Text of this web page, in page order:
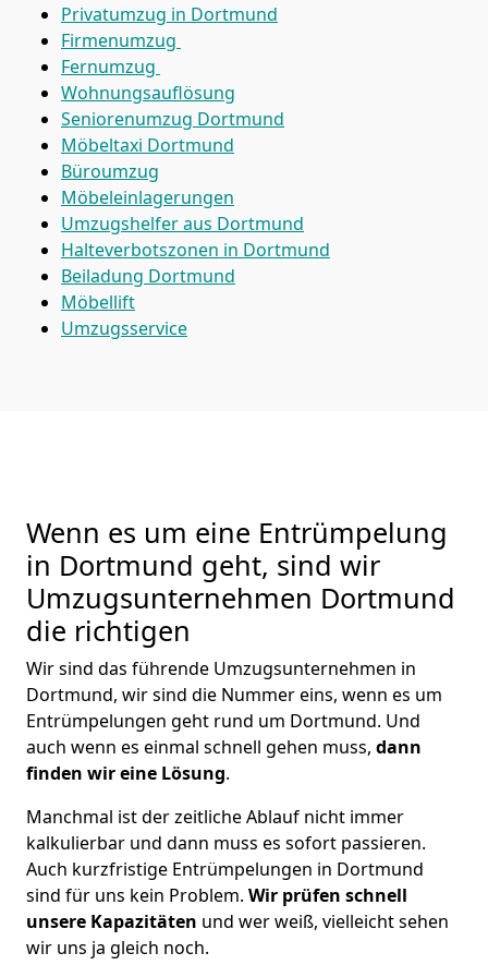
Privatumzug in Dortmund
Firmenumzug
Fernumzug
Wohnungsauflösung
Seniorenumzug Dortmund
Möbeltaxi Dortmund
Büroumzug
Möbeleinlagerungen
Umzugshelfer aus Dortmund
Halteverbotszonen in Dortmund
Beiladung Dortmund
Möbellift
Umzugsservice
Wenn es um eine Entrümpelung
in Dortmund geht, sind wir
Umzugsunternehmen Dortmund
die richtigen
Wir sind das führende Umzugsunternehmen in
Dortmund, wir sind die Nummer eins, wenn es um
Entrümpelungen geht rund um Dortmund. Und
auch wenn es einmal schnell gehen muss, dann
finden wir eine Lösung.
Manchmal ist der zeitliche Ablauf nicht immer
kalkulierbar und dann muss es sofort passieren.
Auch kurzfristige Entrümpelungen in Dortmund
sind für uns kein Problem. Wir prüfen schnell
unsere Kapazitäten und wer weiß, vielleicht sehen
wir uns ja gleich noch.